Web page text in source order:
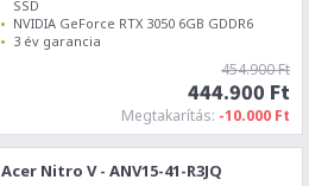
SSD
NVIDIA GeForce RTX 3050 6GB GDDR6
3 év garancia
454.900 Ft
444.900 Ft
Megtakarítás: -10.000 Ft
Acer Nitro V - ANV15-41-R3JQ